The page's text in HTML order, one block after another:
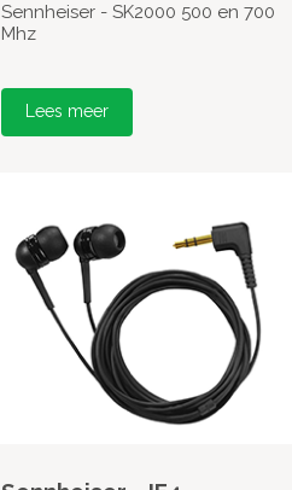
Sennheiser - SK2000 500 en 700
Mhz
Lees meer